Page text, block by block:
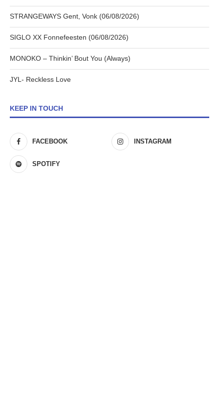
STRANGEWAYS Gent, Vonk (06/08/2026)
SIGLO XX Fonnefeesten (06/08/2026)
MONOKO – Thinkin’ Bout You (Always)
JYL- Reckless Love
KEEP IN TOUCH
FACEBOOK INSTAGRAM
SPOTIFY